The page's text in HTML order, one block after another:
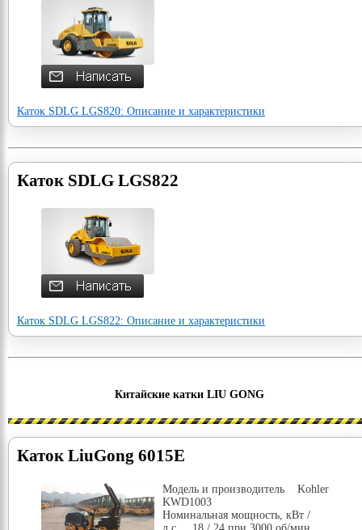
Каток SDLG LGS820: Описание и характеристики
Каток SDLG LGS822
Каток SDLG LGS822: Описание и характеристики
Китайские катки LIU GONG
Каток LiuGong 6015E
Модель и производитель Kohler
KWD1003
Номинальная мощность, кВт /